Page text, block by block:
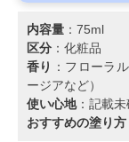
内容量 ：75ml
区分 ：化粧品
香り
：フローラ
ージアなど）
使い心地：記載未
おすすめの塗り方